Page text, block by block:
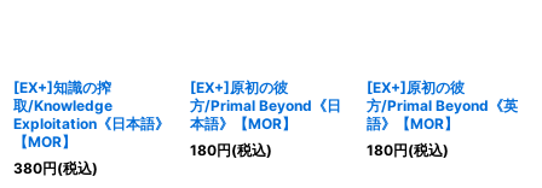
[EX+]知識の搾
取/Knowledge
Exploitation《日本語》
【MOR】
380円(税込)
[EX+]原初の彼
方/Primal Beyond《日
本語》【MOR】
180円(税込)
[EX+]原初の彼
方/Primal Beyond《英
語》【MOR】
180円(税込)